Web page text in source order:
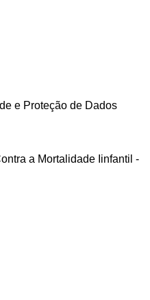
e Proteção de Dados
a Mortalidade Iinfantil -